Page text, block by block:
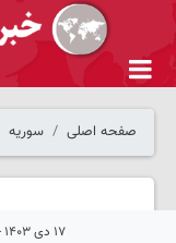
صفحه اصلی سوریه
۱۷ دی ۱۴۰۳ - ۱۷:۵۳